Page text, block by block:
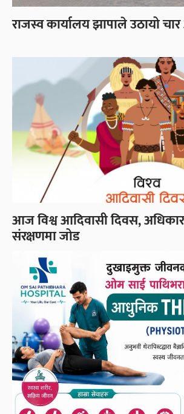
राजस्व कार्यालय झापाले उठायो
आज विश्व आदिवासी दिवस,
संरक्षणमा जोड